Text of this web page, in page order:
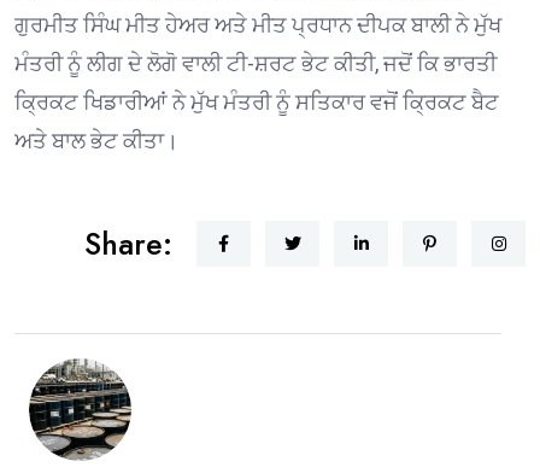
ਗੁਰਮੀਤ ਸਿੰਘ ਮੀਤ ਹੇਅਰ ਅਤੇ ਮੀਤ ਪ੍ਰਧਾਨ ਦੀਪਕ ਬਾਲੀ ਨੇ ਮੁੱਖ
ਮੰਤਰੀ ਨੂੰ ਲੀਗ ਦੇ ਲੋਗੋ ਵਾਲੀ ਟੀ-ਸ਼ਰਟ ਭੇਟ ਕੀਤੀ, ਜਦੋਂ ਕਿ ਭਾਰਤੀ
ਕ੍ਰਿਕਟ ਖਿਡਾਰੀਆਂ ਨੇ ਮੁੱਖ ਮੰਤਰੀ ਨੂੰ ਸਤਿਕਾਰ ਵਜੋਂ ਕ੍ਰਿਕਟ ਬੈਟ
ਅਤੇ ਬਾਲ ਭੇਟ ਕੀਤਾ।
Share: